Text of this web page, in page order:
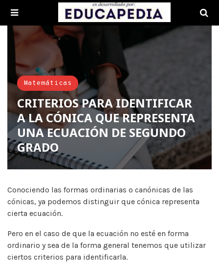
Matemáticas
CRITERIOS PARA IDENTIFICAR
A LA CÓNICA QUE REPRESENTA
UNA ECUACIÓN DE SEGUNDO
GRADO
Conociendo las formas ordinarias o canónicas de las
cónicas, ya podemos distinguir que cónica representa
cierta ecuación.
Pero en el caso de que la ecuación no esté en forma
ordinario y sea de la forma general tenemos que utilizar
ciertos criterios para identificarla.